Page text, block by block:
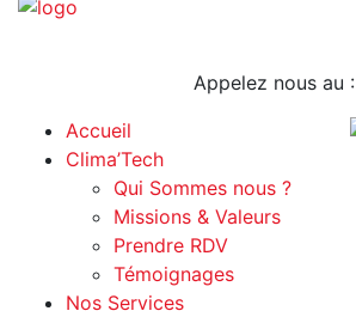
Appelez nous au :
Accueil
Clima’Tech
Qui Sommes nous ?
Missions & Valeurs
Prendre RDV
Témoignages
Nos Services